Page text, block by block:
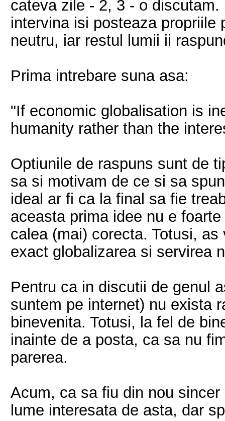
cateva zile - 2, 3 - o
intervina isi posteaza
neutru, iar restul lumii ii
Prima intrebare suna asa:
"If economic globalisation is
humanity rather than the
Optiunile de raspuns sunt de
sa si motivam de ce si sa
ideal ar fi ca la final sa fie
aceasta prima idee nu e
calea (mai) corecta. Totusi,
exact globalizarea si servirea
Pentru ca in discutii de genul
suntem pe internet) nu exista
binevenita. Totusi, la fel de
inainte de a posta, ca sa nu
parerea.
Acum, ca sa fiu din nou
lume interesata de asta, dar